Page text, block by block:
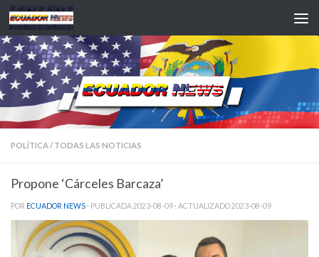
Saltar al contenido
POLÍTICA/ TODAS LAS NOTICIAS
Propone ‘Cárceles Barcaza’
POR ECUADOR NEWS · PUBLICADA2023-08-09 · ACTUALIZADO2023-08-09